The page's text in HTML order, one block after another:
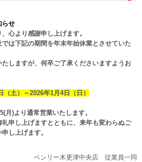
らせ
心より感謝申し上げます。
は下記の期間を年末年始休業とさせていた
しますが、何卒ご了承くださいますようお
（土）～2026年1月4日（日）
月)より通常営業いたします。
申し上げますとともに、来年も変わらぬご
し上げます。
ベンリー木更津中央店 従業員一同